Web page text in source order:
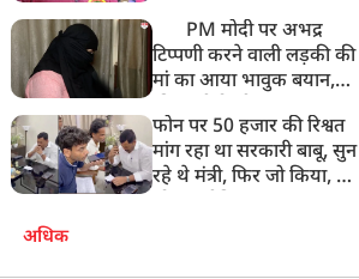
PM मोदी पर अभद्र
टिप्पणी करने वाली लड़की की
मां का आया भावुक बयान,
बेटी को गोद लें प्रधानमंत्री
फोन पर 50 हजार की रिश्वत
मांग रहा था सरकारी बाबू, सुन
रहे थे मंत्री, फिर जो किया, वो
अधिक